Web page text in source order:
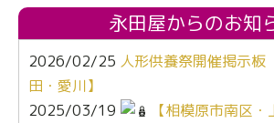
永田屋からのお知
2026/02/25 人形供養祭開催掲示板
田・愛川】
2025/03/19
【相模原市南区